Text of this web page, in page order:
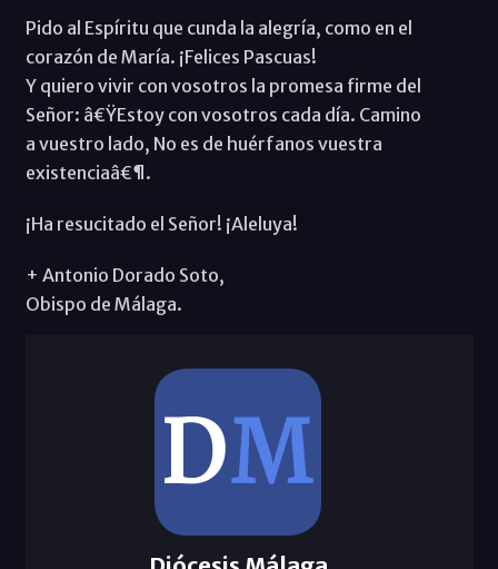
Pido al Espíritu que cunda la alegría, como en el
corazón de María. ¡Felices Pascuas!
Y quiero vivir con vosotros la promesa firme del
Señor: â€ŸEstoy con vosotros cada día. Camino
a vuestro lado, No es de huérfanos vuestra
existenciaâ€¶.
¡Ha resucitado el Señor! ¡Aleluya!
+ Antonio Dorado Soto,
Obispo de Málaga.